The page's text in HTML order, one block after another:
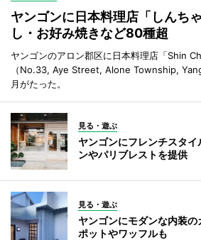
ヤンゴンに日本料理店「しんち
し・お好み焼きなど80種超
ヤンゴンのアロン郡区に日本料理店「Shin
（No.33, Aye Street, Alone Township,
月がたった。
見る・遊ぶ
ヤンゴンにフレンチスタ
ンやパリブレストを提供
見る・遊ぶ
ヤンゴンにモダンな内装
ポットやワッフルも